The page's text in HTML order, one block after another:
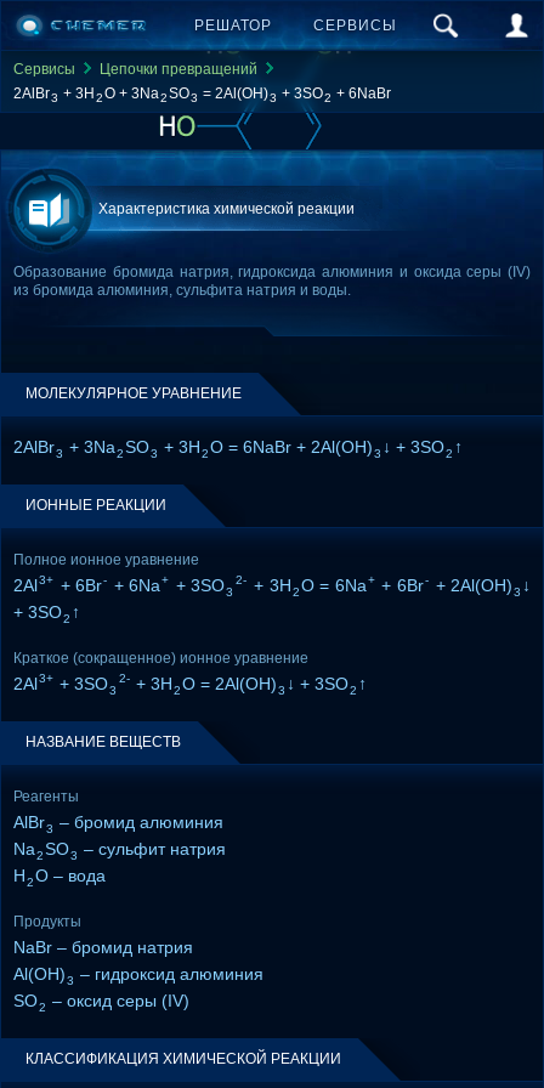
РЕШАТОР СЕРВИСЫ
Сервисы
Цепочки превращений
2AlBr3 + 3H 2O + 3Na2SO3 = 2Al(OH)3 + 3SO2 + 6NaBr
Характеристика химической реакции
Образование бромида натрия, гидроксида алюминия и оксида серы (IV)
из бромида алюминия, сульфита натрия и воды.
МОЛЕКУЛЯРНОЕ УРАВНЕНИЕ
2AlBr3 + 3Na2SO3 + 3H2O = 6NaBr + 2Al(OH)3 ↓ + 3SO2 ↑
ИОННЫЕ РЕАКЦИИ
Полное ионное уравнение
2Al3+ + 6Br- + 6Na + + 3SO3
2- + 3H2O = 6Na+ + 6Br- + 2Al(OH)3 ↓
+ 3SO2 ↑
Краткое (сокращенное) ионное уравнение
2Al3+ + 3SO3
2- + 3H2O = 2Al(OH)3 ↓ + 3SO2 ↑
НАЗВАНИЕ ВЕЩЕСТВ
Реагенты
AlBr3 – бромид алюминия
Na2SO3 – сульфит натрия
H2O – вода
Продукты
NaBr – бромид натрия
Al(OH)3 – гидроксид алюминия
SO2 – оксид серы (IV)
КЛАССИФИКАЦИЯ ХИМИЧЕСКОЙ РЕАКЦИИ